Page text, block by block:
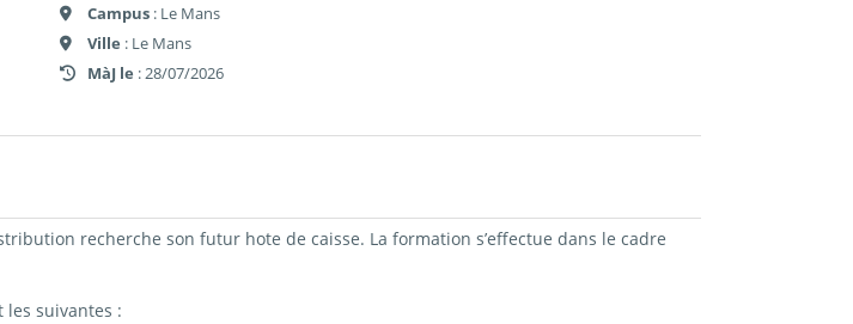
Campus : Le Mans
Ville : Le Mans
MàJ le : 28/07/2026
recherche son futur hote de caisse. La formation s’effectue dans le cadre
les suivantes :